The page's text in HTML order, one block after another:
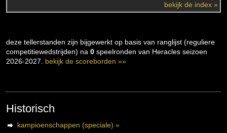
bekijk de index »
deze tellerstanden zijn bijgewerkt op basis van ranglijst (reguliere
competitiewedstrijden) na 0 speelronden van Heracles seizoen
2026-2027. bekijk de scoreborden »»
Historisch
kampioenschappen (speciale) »